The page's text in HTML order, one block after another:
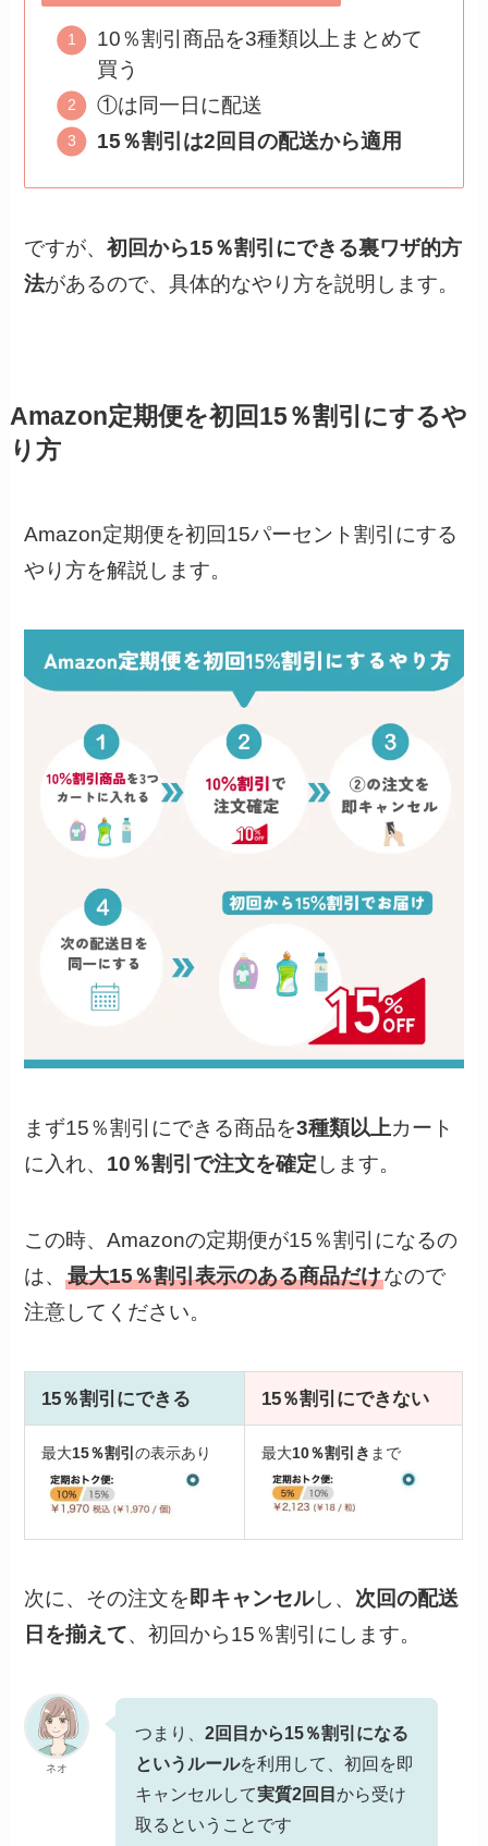
10％割引商品を3種類以上まとめて
買う
①は同一日に配送
15％割引は2回目の配送から適用
ですが、初回から15％割引にできる裏ワザ的方
法があるので、具体的なやり方を説明します。
Amazon定期便を初回15％割引にするや
り方
Amazon定期便を初回15パーセント割引にする
やり方を解説します。
まず15％割引にできる商品を3種類以上カート
に入れ、 10％割引で注文を確定 します。
この時、Amazonの定期便が15％割引になるの
は、最大15％割引表示のある商品だけなので
注意してください。
15％割引にできる 15％割引にできない
最大15％割引 の表示あり 最大10％割引き まで
次に、その注文を即キャンセルし、 次回の配送
日を揃えて、初回から15％割引にします。
ネオ
つまり、2回目から15％割引になる
というルールを利用して、初回を即
キャンセルして実質2回目から受け
取るということです